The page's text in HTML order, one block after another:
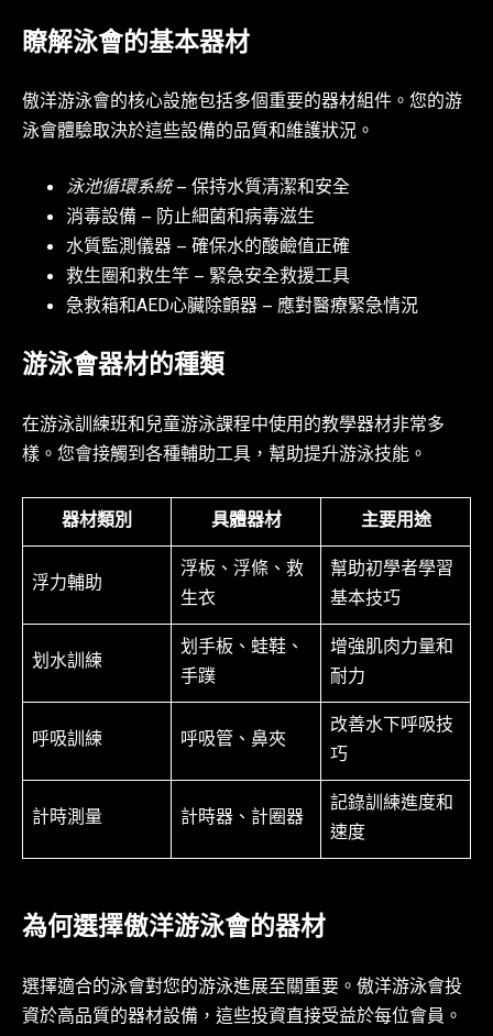
瞭解泳會的基本器材
傲洋游泳會的核心設施包括多個重要的器材組件。您的游
泳會體驗取決於這些設備的品質和維護狀況。
泳池循環系統– 保持水質清潔和安全
消毒設備 – 防止細菌和病毒滋生
水質監測儀器 – 確保水的酸鹼值正確
救生圈和救生竿 – 緊急安全救援工具
急救箱和AED心臟除顫器 – 應對醫療緊急情況
游泳會器材的種類
在游泳訓練班和兒童游泳課程中使用的教學器材非常多
樣。您會接觸到各種輔助工具，幫助提升游泳技能。
器材類別 具體器材 主要用途
浮力輔助
浮板、浮條、救
生衣
幫助初學者學習
基本技巧
划水訓練
划手板、蛙鞋、
手蹼
增強肌肉力量和
耐力
呼吸訓練 呼吸管、鼻夾
改善水下呼吸技
巧
計時測量 計時器、計圈器
記錄訓練進度和
速度
為何選擇傲洋游泳會的器材
選擇適合的泳會對您的游泳進展至關重要。傲洋游泳會投
資於高品質的器材設備，這些投資直接受益於每位會員。